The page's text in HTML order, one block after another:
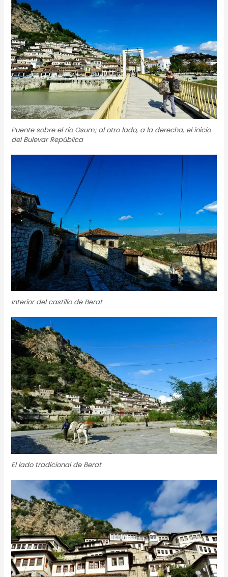
Puente sobre el río Osum; al otro lado, a la derecha, el inicio
del Bulevar República
Interior del castillo de Berat
El lado tradicional de Berat